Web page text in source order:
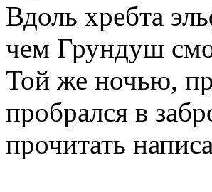
Вдоль хребта
чем Грундуш
Той же ночью,
пробрался в
прочитать